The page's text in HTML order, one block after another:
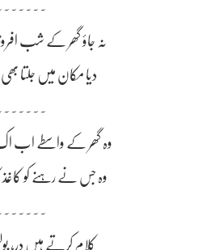
نہ جاؤ گھر کے شب
دیا مکان میں جلتا
وہ گھر کے واسطے اب
وہ جس نے رہنے کو کاغذ
کلام کرتے ہیں در،